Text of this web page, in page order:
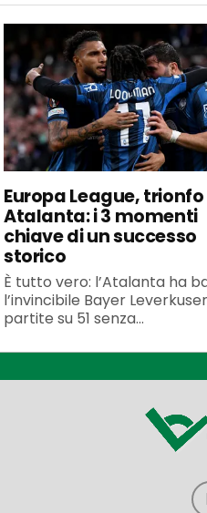
Europa League, trionfo
Atalanta: i 3 momenti
chiave di un successo
storico
È tutto vero: l’Atalanta ha
l’invincibile Bayer
partite su 51 senza...